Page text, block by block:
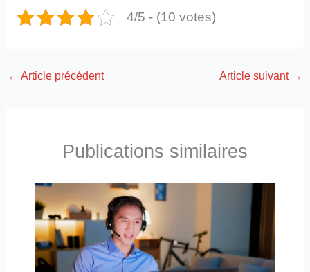
4/5 - (10 votes)
← Article précédent Article suivant →
Publications similaires